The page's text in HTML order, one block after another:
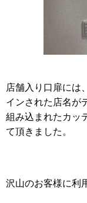
店舗入り口扉には
インされた店名が
組み込まれたカッ
て頂きました。
沢山のお客様に利